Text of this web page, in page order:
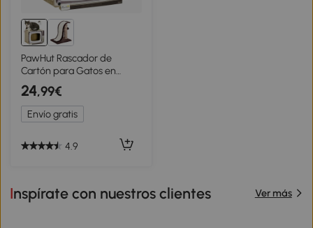
PawHut Rascador de
Cartón para Gatos en
Forma de Televisor con
Ratón de Juguete
43x23x32,5 cm Arena
24,99€
Envío gratis
4.9
Inspírate con nuestros clientes Ver más